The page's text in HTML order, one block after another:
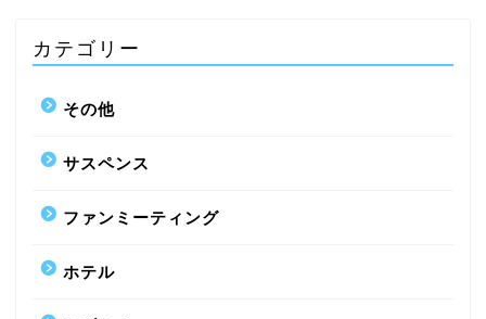
カテゴリー
その他
サスペンス
ファンミーティング
ホテル